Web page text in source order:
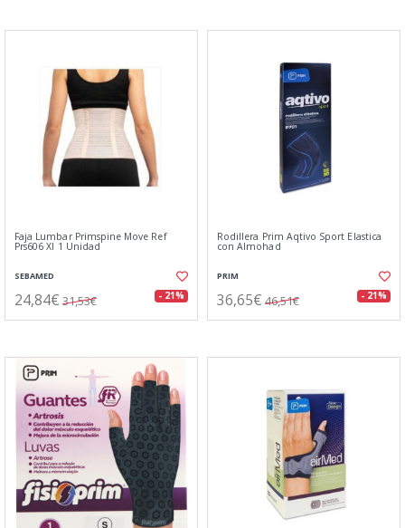
Faja Lumbar Primspine Move Ref
Prs606 Xl 1 Unidad
SEBAMED
24,84€ 31,53€ - 21%
Rodillera Prim Aqtivo Sport Elastica
con Almohad
PRIM
36,65€ 46,51€ - 21%